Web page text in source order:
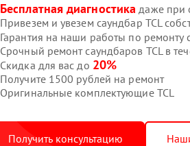
Бесплатная диагностика даже при
Привезем и увезем саундбар TCL
Гарантия на наши работы по ремонту
Срочный ремонт саундбаров TCL в
Скидка для вас до 20%
Получите 1500 рублей на ремонт
Оригинальные комплектующие TCL
Получить консультацию